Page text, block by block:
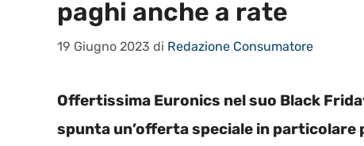
paghi anche a rate
19 Giugno 2023 di Redazione Consumatore
Offertissima Euronics nel suo Black
spunta un’offerta speciale in particolare